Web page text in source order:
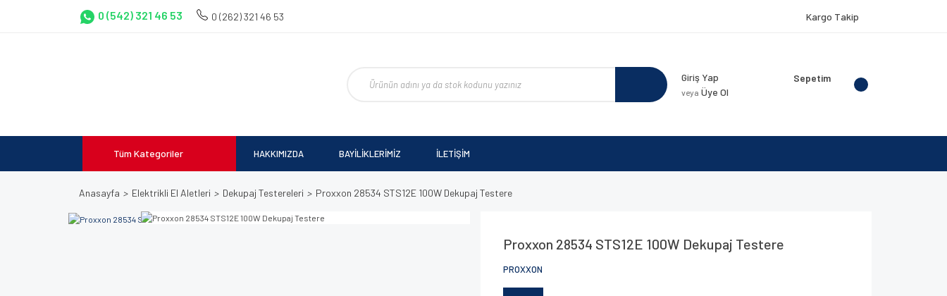
0 (542) 321 46 53 0 (262) 321 46 53 Kargo Takip
Giriş Yap
veya Üye Ol
Sepetim
Tüm Kategoriler HAKKIMIZDA BAYİLİKLERİMİZ İLETİŞİM
Anasayfa Elektrikli El Aletleri Dekupaj Testereleri Proxxon 28534 STS12E 100W Dekupaj Testere
Proxxon 28534 STS12E 100W Dekupaj Testere
PROXXON